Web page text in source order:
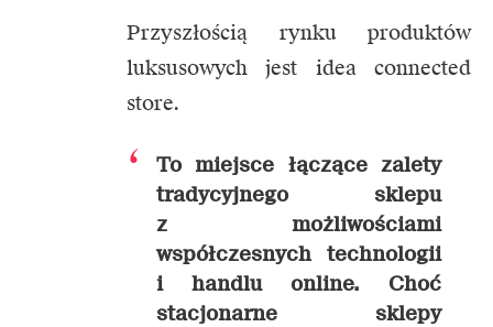
Przyszłością rynku produktów
luksusowych jest idea connected
store.
To miejsce łączące zalety
tradycyjnego sklepu
z możliwościami
współczesnych technologii
i handlu online. Choć
stacjonarne sklepy